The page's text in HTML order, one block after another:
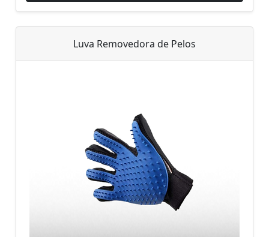
Luva Removedora de Pelos